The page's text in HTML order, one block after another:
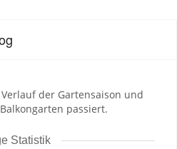
der Gartensaison und
passiert.
Statistik